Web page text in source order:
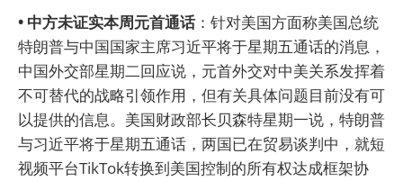
• 中方未证实本周元首通话：针对美国方面称美国总统
特朗普与中国国家主席习近平将于星期五通话的消息，
中国外交部星期二回应说，元首外交对中美关系发挥着
不可替代的战略引领作用，但有关具体问题目前没有可
以提供的信息。美国财政部长贝森特星期一说，特朗普
与习近平将于星期五通话，两国已在贸易谈判中，就短
视频平台TikTok转换到美国控制的所有权达成框架协